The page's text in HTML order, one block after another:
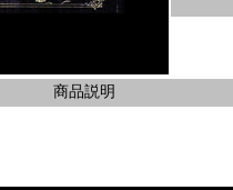
商品説明